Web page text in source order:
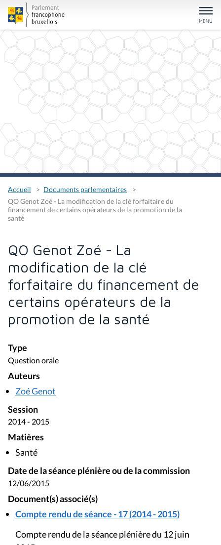
Accueil
Documents parlementaires
QO Genot Zoé - La modification de la clé forfaitaire du
financement de certains opérateurs de la promotion de la
santé
QO Genot Zoé - La
modification de la clé
forfaitaire du financement de
certains opérateurs de la
promotion de la santé
Type
Question orale
Auteurs
Zoé Genot
Session
2014 - 2015
Matières
Santé
Date de la séance plénière ou de la commission
12/06/2015
Document(s) associé(s)
Compte rendu de séance - 17 (2014 - 2015)
Compte rendu de la séance plénière du 12 juin